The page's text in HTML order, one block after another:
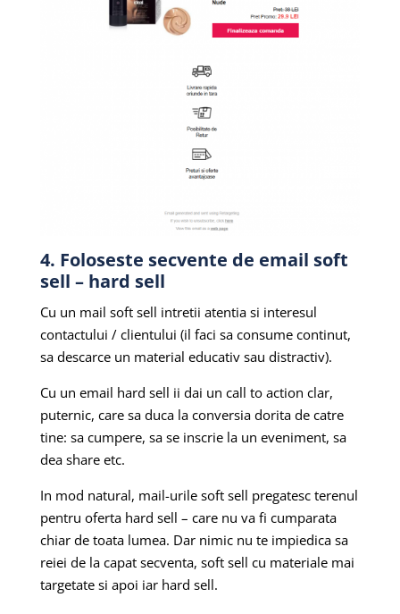
4. Foloseste secvente de email soft
sell – hard sell
Cu un mail soft sell intretii atentia si interesul
contactului / clientului (il faci sa consume continut,
sa descarce un material educativ sau distractiv).
Cu un email hard sell ii dai un call to action clar,
puternic, care sa duca la conversia dorita de catre
tine: sa cumpere, sa se inscrie la un eveniment, sa
dea share etc.
In mod natural, mail-urile soft sell pregatesc terenul
pentru oferta hard sell – care nu va fi cumparata
chiar de toata lumea. Dar nimic nu te impiedica sa
reiei de la capat secventa, soft sell cu materiale mai
targetate si apoi iar hard sell.